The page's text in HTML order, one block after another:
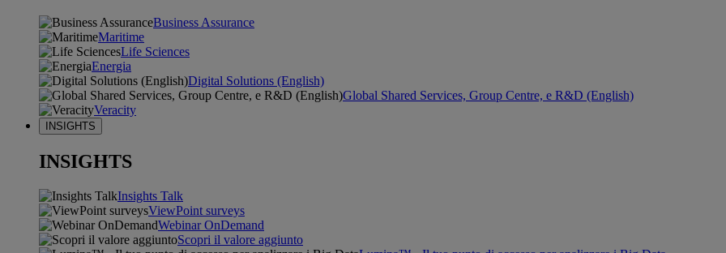
Business Assurance
Maritime
Life Sciences
Energia
Digital Solutions (English)
Global Shared Services, Group Centre, e R&D (English)
Veracity
INSIGHTS
INSIGHTS
Insights Talk
ViewPoint surveys
Webinar OnDemand
Scopri il valore aggiunto